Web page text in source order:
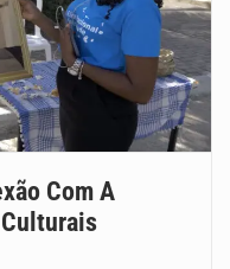
A campanha agrícola arrancou de forma lenta em Santiago. A irregularidade das chuvas está a…
Arrancou esta segunda-feira a formação do primeiro Programa de Treinamento em Epidemiologia de Campo de…
Com A